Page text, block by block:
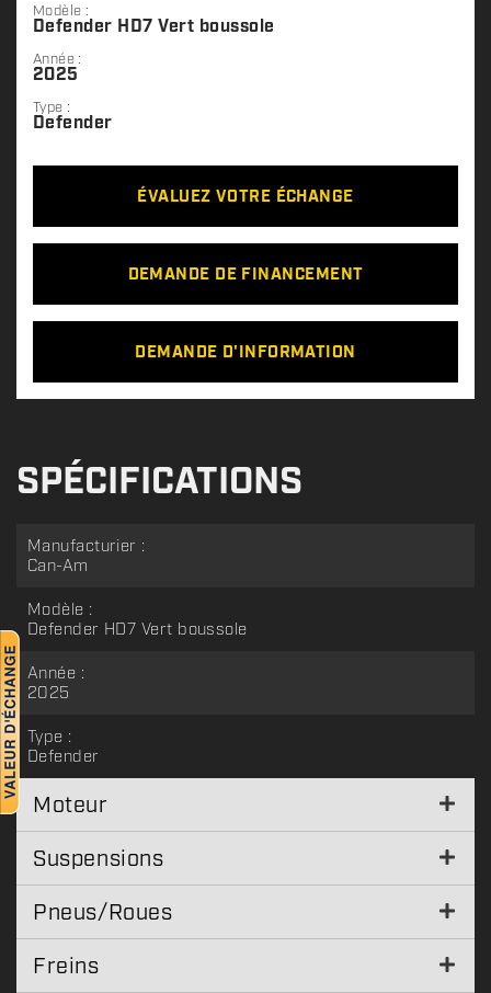
Modèle :
Defender HD7 Vert boussole
Année :
2025
Type :
Defender
ÉVALUEZ VOTRE ÉCHANGE
DEMANDE DE FINANCEMENT
DEMANDE D'INFORMATION
SPÉCIFICATIONS
Manufacturier :
Can-Am
Modèle :
Defender HD7 Vert boussole
Année :
2025
Type :
Defender
Moteur
Suspensions
Pneus/Roues
Freins